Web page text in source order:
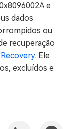
e
dados
ou
recuperação
. Ele
excluídos e